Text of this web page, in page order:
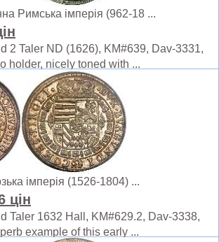
Римська імперія (962-18 ...
2 Taler ND (1626), KM#639, Dav-3331,
holder, nicely toned with ...
імперія (1526-1804) ...
цін
Taler 1632 Hall, KM#629.2, Dav-3338,
example of this early ...